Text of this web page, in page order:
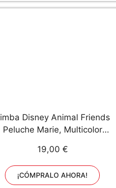
Disney Animal Friends
Peluche Marie, Multicolor
19,00 €
¡CÓMPRALO AHORA!